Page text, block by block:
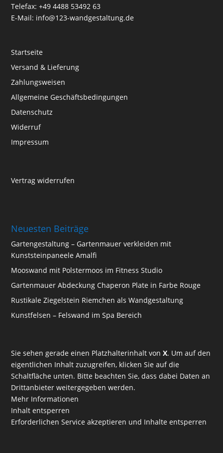
Telefax: +49 4488 53492 63
E-Mail: info@123-wandgestaltung.de
Startseite
Versand & Lieferung
Zahlungsweisen
Allgemeine Geschäftsbedingungen
Datenschutz
Widerruf
Impressum
Vertrag widerrufen
Neuesten Beiträge
Gartengestaltung – Gartenmauer verkleiden mit
Kunststeinpaneele Amalfi
Mooswand mit Polstermoos im Fitness Studio
Gartenmauer Abdeckung Chaperon Plate in Farbe Rouge
Rustikale Ziegelstein Riemchen als Wandgestaltung
Kunstfelsen – Felswand im Spa Bereich
Sie sehen gerade einen Platzhalterinhalt vonX. Um auf den
eigentlichen Inhalt zuzugreifen, klicken Sie auf die
Schaltfläche unten. Bitte beachten Sie, dass dabei Daten an
Drittanbieter weitergegeben werden.
Mehr Informationen
Inhalt entsperren
Erforderlichen Service akzeptieren und Inhalte entsperren